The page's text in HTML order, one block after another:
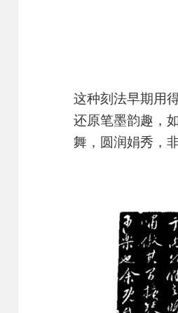
这种刻法早期用
还原笔墨韵趣，
舞，圆润娟秀，